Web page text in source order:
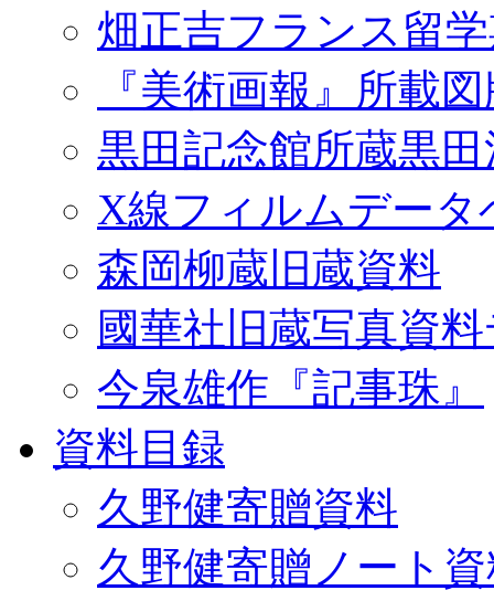
畑正吉フランス留
『美術画報』所載
黒田記念館所蔵黒
X線フィルムデータ
森岡柳蔵旧蔵資料
國華社旧蔵写真資
今泉雄作『記事珠』
資料目録
久野健寄贈資料
久野健寄贈ノート